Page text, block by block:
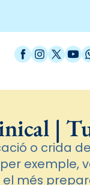
Facebook
X /
|
o crida
exemple,
més